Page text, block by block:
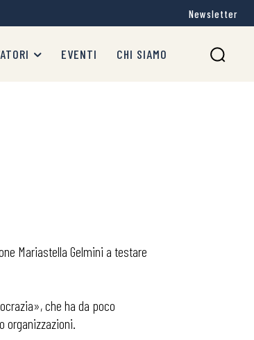
Newsletter
EVENTI CHI SIAMO
Mariastella Gelmini a testare
che ha da poco
organizzazioni.